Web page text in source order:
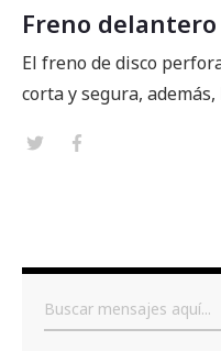
Freno delantero
El freno de disco
corta y segura,
Buscar